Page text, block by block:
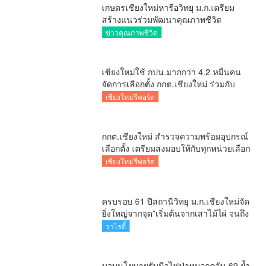
เกษตรเชียงใหม่หารือวิทยุ ม.ก.เตรียม
สร้างแนวร่วมพัฒนาคุณภาพชีวิต
เกษตรกร สื่อสารข้อมูลถูกต้องขับเคลื่อน
ข่าวคุณภาพชีวิต
เชียงใหม่ใช้ กปน.มากกว่า 4.2 หมื่นคน
จัดการเลือกตั้ง กกต.เชียงใหม่ ร่วมกับ
นายอำเภอหางดง ตรวจความเรียบร้อย
เชียงใหม่รีพอร์ต
กกต.เชียงใหม่ สำรวจความพร้อมอุปกรณ์
เลือกตั้ง เตรียมส่งมอบให้กับทุกหน่วยเลือก
ตั้งในวันพรุ่งนี้
เชียงใหม่รีพอร์ต
ครบรอบ 61 ปีสถานีวิทยุ ม.ก.เชียงใหม่จัด
ยิ่งใหญ่จากจุด”เริ่มต้นจากเสาไม้ไผ่ จนถึง
วันที่มี KURplus ในวันนี้”
วาไรตี้